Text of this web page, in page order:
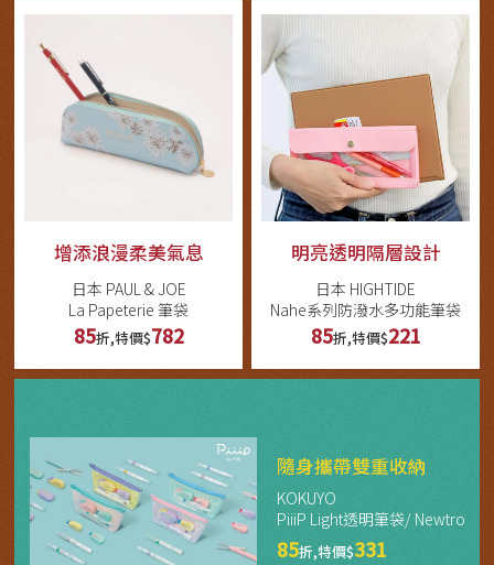
增添浪漫柔美氣息
日本 PAUL & JOE
La Papeterie 筆袋
85折,特價$782
明亮透明隔層設計
日本 HIGHTIDE
Nahe系列防潑水多功能筆袋
85折,特價$221
隨身攜帶雙重收納
KOKUYO
PiiiP Light透明筆袋/ Newtro
85折,特價$331